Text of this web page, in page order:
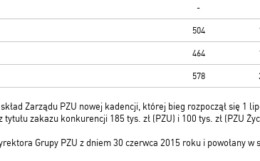
-
504
464
578
Zarządu PZU nowej kadencji, której bieg rozpoczął się 1
zakazu konkurencji 185 tys. zł (PZU) i 100 tys. zł (PZU
Grupy PZU z dniem 30 czerwca 2015 roku i powołany